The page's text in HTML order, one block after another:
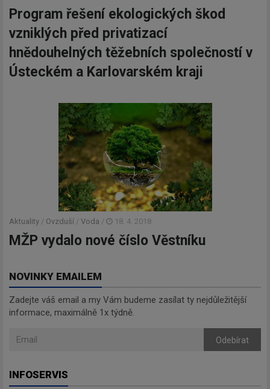
Program řešení ekologických škod
vzniklých před privatizací
hnědouhelných těžebních společností v
Ústeckém a Karlovarském kraji
Aktuality / Ovzduší / Voda / 18. 4. 2018
MŽP vydalo nové číslo Věstníku
NOVINKY EMAILEM
Zadejte váš email a my Vám budeme zasílat ty nejdůležitější
informace, maximálně 1x týdně.
Odebírat
INFOSERVIS